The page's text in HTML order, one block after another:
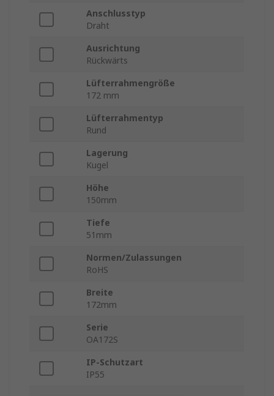
Anschlusstyp
Draht
Ausrichtung
Rückwärts
Lüfterrahmengröße
172 mm
Lüfterrahmentyp
Rund
Lagerung
Kugel
Höhe
150mm
Tiefe
51mm
Normen/Zulassungen
RoHS
Breite
172mm
Serie
OA172S
IP-Schutzart
IP55